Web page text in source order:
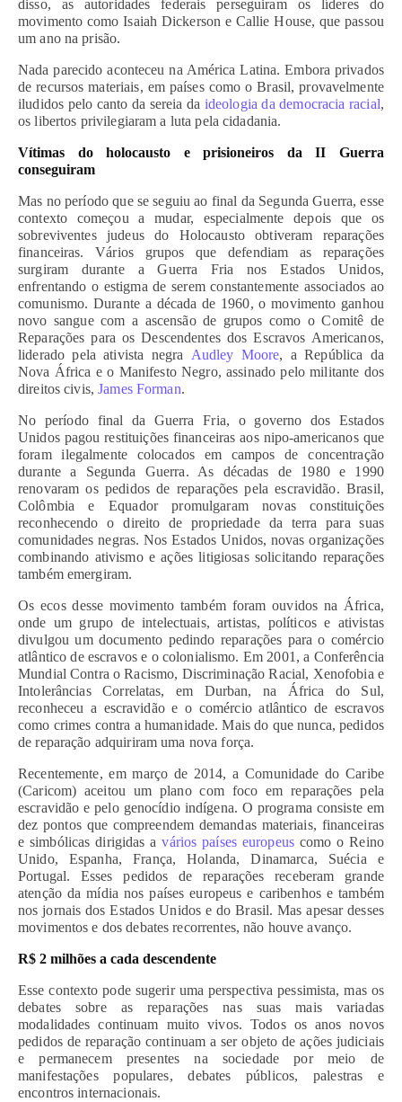
disso, as autoridades federais perseguiram os líderes do
movimento como Isaiah Dickerson e Callie House, que passou
um ano na prisão.
Nada parecido aconteceu na América Latina. Embora privados
de recursos materiais, em países como o Brasil, provavelmente
iludidos pelo canto da sereia da ideologia da democracia racial,
os libertos privilegiaram a luta pela cidadania.
Vítimas do holocausto e prisioneiros da II Guerra
conseguiram
Mas no período que se seguiu ao final da Segunda Guerra, esse
contexto começou a mudar, especialmente depois que os
sobreviventes judeus do Holocausto obtiveram reparações
financeiras. Vários grupos que defendiam as reparações
surgiram durante a Guerra Fria nos Estados Unidos,
enfrentando o estigma de serem constantemente associados ao
comunismo. Durante a década de 1960, o movimento ganhou
novo sangue com a ascensão de grupos como o Comitê de
Reparações para os Descendentes dos Escravos Americanos,
liderado pela ativista negra Audley Moore, a República da
Nova África e o Manifesto Negro, assinado pelo militante dos
direitos civis, James Forman.
No período final da Guerra Fria, o governo dos Estados
Unidos pagou restituições financeiras aos nipo-americanos que
foram ilegalmente colocados em campos de concentração
durante a Segunda Guerra. As décadas de 1980 e 1990
renovaram os pedidos de reparações pela escravidão. Brasil,
Colômbia e Equador promulgaram novas constituições
reconhecendo o direito de propriedade da terra para suas
comunidades negras. Nos Estados Unidos, novas organizações
combinando ativismo e ações litigiosas solicitando reparações
também emergiram.
Os ecos desse movimento também foram ouvidos na África,
onde um grupo de intelectuais, artistas, políticos e ativistas
divulgou um documento pedindo reparações para o comércio
atlântico de escravos e o colonialismo. Em 2001, a Conferência
Mundial Contra o Racismo, Discriminação Racial, Xenofobia e
Intolerâncias Correlatas, em Durban, na África do Sul,
reconheceu a escravidão e o comércio atlântico de escravos
como crimes contra a humanidade. Mais do que nunca, pedidos
de reparação adquiriram uma nova força.
Recentemente, em março de 2014, a Comunidade do Caribe
(Caricom) aceitou um plano com foco em reparações pela
escravidão e pelo genocídio indígena. O programa consiste em
dez pontos que compreendem demandas materiais, financeiras
e simbólicas dirigidas avários países europeuscomo o Reino
Unido, Espanha, França, Holanda, Dinamarca, Suécia e
Portugal. Esses pedidos de reparações receberam grande
atenção da mídia nos países europeus e caribenhos e também
nos jornais dos Estados Unidos e do Brasil. Mas apesar desses
movimentos e dos debates recorrentes, não houve avanço.
R$ 2 milhões a cada descendente
Esse contexto pode sugerir uma perspectiva pessimista, mas os
debates sobre as reparações nas suas mais variadas
modalidades continuam muito vivos. Todos os anos novos
pedidos de reparação continuam a ser objeto de ações judiciais
e permanecem presentes na sociedade por meio de
manifestações populares, debates públicos, palestras e
encontros internacionais.